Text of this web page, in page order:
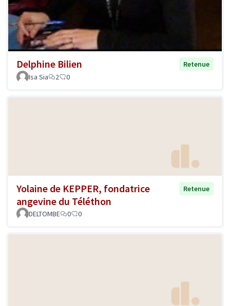
Delphine Bilien
Retenue
Isa Sia
2 0
Yolaine de KEPPER, fondatrice
angevine du Téléthon
Retenue
DELTOMBE 0 0